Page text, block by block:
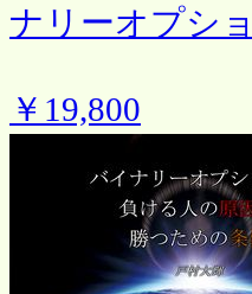
ナリーオプシ
￥19,800